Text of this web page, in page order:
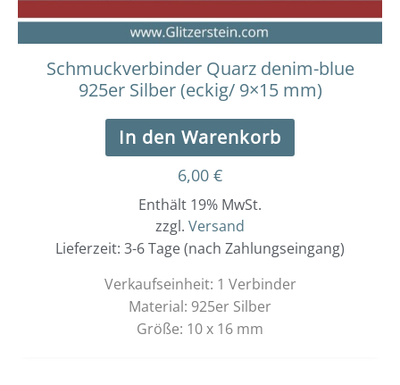
Schmuckverbinder Quarz denim-blue
925er Silber (eckig/ 9×15 mm)
In den Warenkorb
6,00 €
Enthält 19% MwSt.
zzgl. Versand
Lieferzeit: 3-6 Tage (nach Zahlungseingang)
Verkaufseinheit: 1 Verbinder
Material: 925er Silber
Größe: 10 x 16 mm